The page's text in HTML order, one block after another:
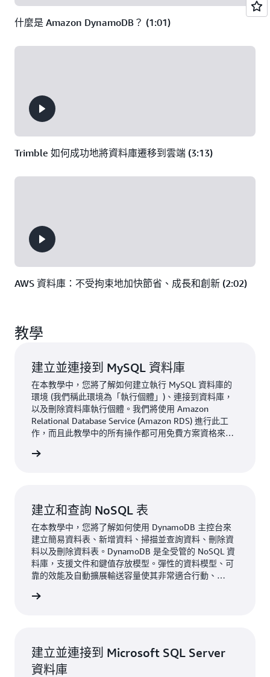
什麼是 Amazon DynamoDB？ (1:01)
Trimble 如何成功地將資料庫遷移到雲端 (3:13)
AWS 資料庫：不受拘束地加快節省、成長和創新 (2:02)
教學
建立並連接到 MySQL 資料庫
在本教學中，您將了解如何建立執行 MySQL 資料庫的
環境 (我們稱此環境為「執行個體」)、連接到資料庫，
以及刪除資料庫執行個體。我們將使用 Amazon
Relational Database Service (Amazon RDS) 進行此工
作，而且此教學中的所有操作都可用免費方案資格來進
建立和查詢 NoSQL 表
在本教學中，您將了解如何使用 DynamoDB 主控台來
建立簡易資料表、新增資料、掃描並查詢資料、刪除資
料以及刪除資料表。DynamoDB 是全受管的 NoSQL 資
料庫，支援文件和鍵值存放模型。彈性的資料模型、可
靠的效能及自動擴展輸送容量使其非常適合行動、
中的所有操作都可用免費方案資格來進行。
建立並連接到 Microsoft SQL Server
資料庫